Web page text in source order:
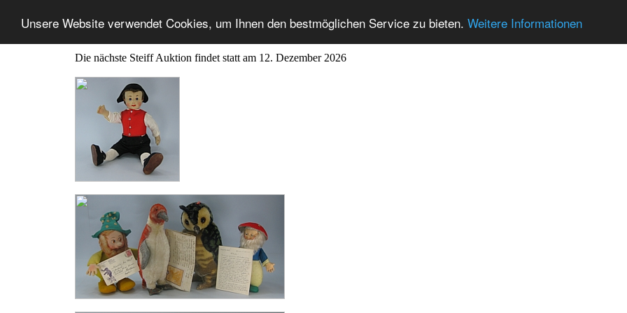
Unsere Website verwendet Cookies, um Ihnen den bestmöglichen Service zu bieten. Weitere Informationen
Die nächste Steiff Auktion findet statt am 12. Dezember 2026